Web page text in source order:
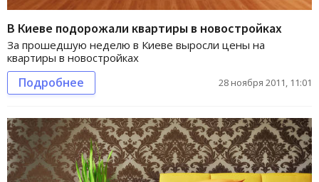
В Киеве подорожали квартиры в новостройках
За прошедшую неделю в Киеве выросли цены на
квартиры в новостройках
Подробнее 28 ноября 2011, 11:01